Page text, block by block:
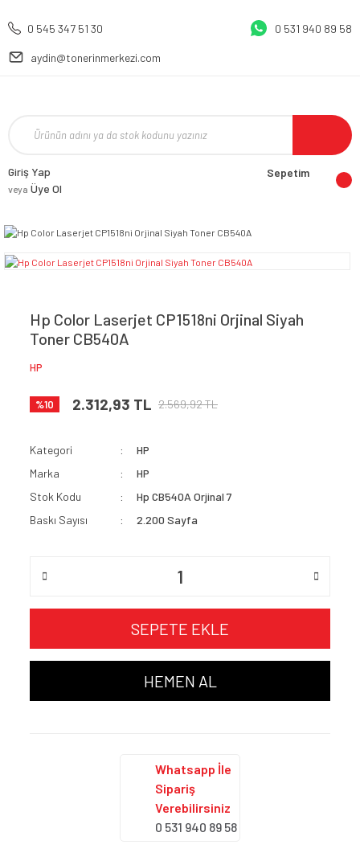
0 545 347 51 30 0 531 940 89 58
aydin@tonerinmerkezi.com
Giriş Yap
veya Üye Ol
Sepetim
Hp Color Laserjet CP1518ni Orjinal Siyah
Toner CB540A
HP
%10 2.312,93 TL 2.569,92 TL
Kategori
HP
Marka
HP
Stok Kodu
Hp CB540A Orjinal 7
Baskı Sayısı
2.200 Sayfa
SEPETE EKLE
HEMEN AL
Whatsapp İle
Sipariş
Verebilirsiniz
0 531 940 89 58